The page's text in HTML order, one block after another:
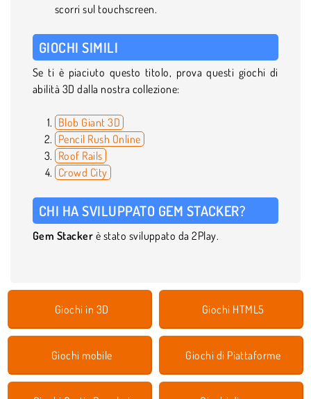
scorri sul touchscreen.
GIOCHI SIMILI
Se ti è piaciuto questo titolo, prova questi giochi di
abilità 3D dalla nostra collezione:
Blob Giant 3D
Pencil Rush Online
Roof Rails
Crowd City
CHI HA SVILUPPATO GEM STACKER?
Gem Stacker è stato sviluppato da 2Play.
Giochi in 3D Giochi HTML5
Giochi mobile Giochi di Piattaforme